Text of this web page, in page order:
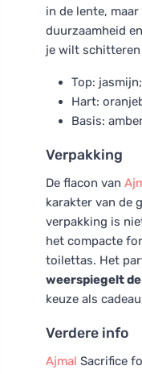
in de lente,
duurzaamheid
je wilt
Top:
Hart:
Basis:
Verpakking
De flacon van
karakter van de
verpakking is
het compacte
toilettas. Het
weerspiegelt
keuze als
Verdere info
Ajmal Sacrifice